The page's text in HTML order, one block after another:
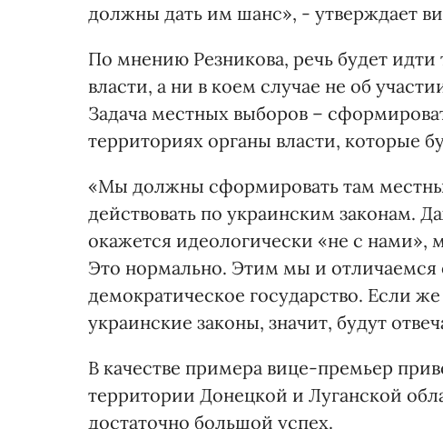
должны дать им шанс», - утверждает
По мнению Резникова, речь будет
власти, а ни в коем случае не об
Задача местных выборов –
территориях органы власти, которые
«Мы должны сформировать там
действовать по украинским законам.
окажется идеологически «не с
Это нормально. Этим мы и отличаемся
демократическое государство. Если
украинские законы, значит, будут
В качестве примера вице-премьер
территории Донецкой и Луганской
достаточно большой успех.